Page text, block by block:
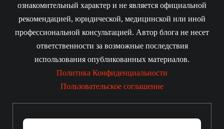
ознакомительный характер и не является официальной
рекомендацией, юридической, медицинской или иной
профессиональной консультацией. Автор блога не несет
ответственности за возможные последствия
использования опубликованных материалов.
Политика Конфиденциальности
Пользовательское соглашение